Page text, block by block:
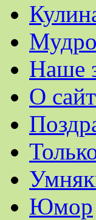
Наше
О
Юмор